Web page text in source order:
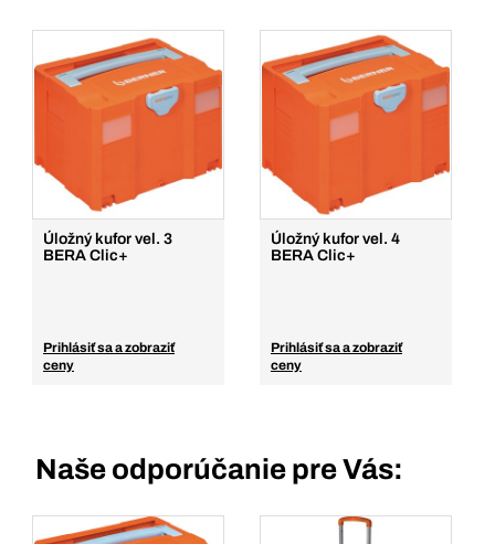
Úložný kufor vel. 3
BERA Clic+
Prihlásiť sa a zobraziť
ceny
Úložný kufor vel. 4
BERA Clic+
Prihlásiť sa a zobraziť
ceny
Naše odporúčanie pre Vás: